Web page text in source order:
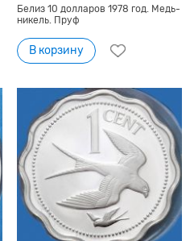
Белиз 10 долларов 1978 год. Медь-
никель. Пруф
В корзину